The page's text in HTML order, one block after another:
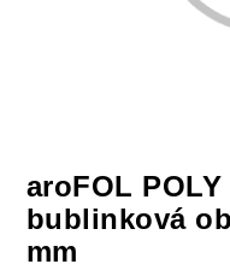
aroFOL
bublinková
mm